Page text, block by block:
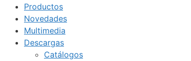
Productos
Novedades
Multimedia
Descargas
Catálogos